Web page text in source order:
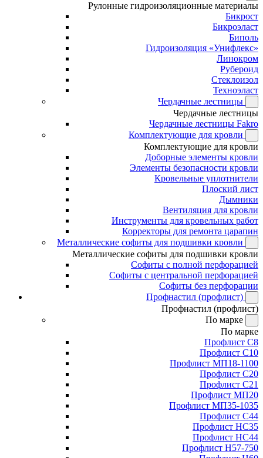
Рулонные гидроизоляционные материалы
Бикрост
Бикроэласт
Биполь
Гидроизоляция «Унифлекс»
Линокром
Рубероид
Стеклоизол
Техноэласт
Чердачные лестницы
Чердачные лестницы
Чердачные лестницы Fakro
Комплектующие для кровли
Комплектующие для кровли
Доборные элементы кровли
Элементы безопасности кровли
Кровельные уплотнители
Плоский лист
Дымники
Вентиляция для кровли
Инструменты для кровельных работ
Корректоры для ремонта царапин
Металлические софиты для подшивки кровли
Металлические софиты для подшивки кровли
Софиты с полной перфорацией
Софиты с центральной перфорацией
Софиты без перфорации
Профнастил (профлист)
Профнастил (профлист)
По марке
По марке
Профлист С8
Профлист С10
Профлист МП18-1100
Профлист С20
Профлист С21
Профлист МП20
Профлист МП35-1035
Профлист С44
Профлист НС35
Профлист НС44
Профлист Н57-750